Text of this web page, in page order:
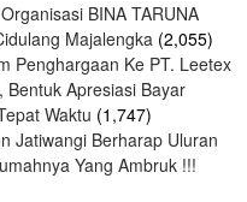
BINA TARUNA
Majalengka (2,055)
Penghargaan Ke PT. Leetex
Apresiasi Bayar
Waktu (1,747)
Jatiwangi Berharap Uluran
Yang Ambruk !!!